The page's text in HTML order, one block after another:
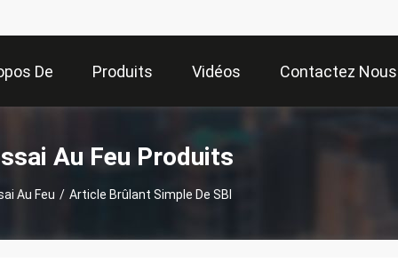
De
Nous
Produits Vidéos Contactez Nous
Au Feu Produits
Au Feu / Article Brûlant Simple De SBI